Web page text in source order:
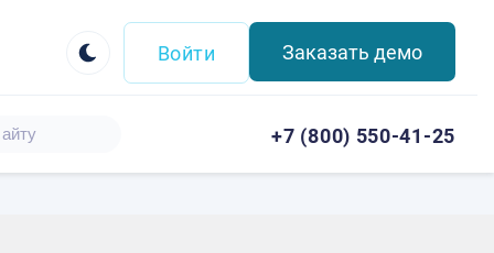
+7 (800) 550-41-25
Войти Заказать демо